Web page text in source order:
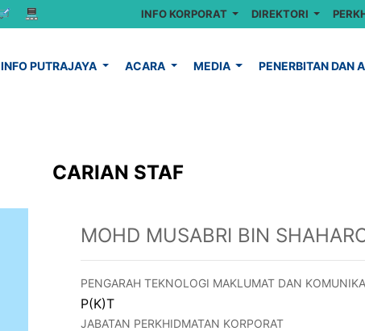
INFO KORPORAT DIREKTORI
INFO PUTRAJAYA ACARA MEDIA PENERBITAN DAN
CARIAN STAF
MOHD MUSABRI BIN
PENGARAH TEKNOLOGI MAKLUMAT DAN
P(K)T
JABATAN PERKHIDMATAN KORPORAT